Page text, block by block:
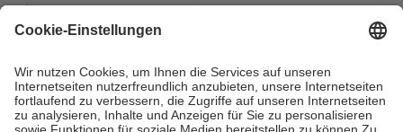
mit.
Grundsätzlich leisten Mitglieder Zuzahlungen in Höhe von zehn
höchstens zehn Euro.
Es sind jedoch nie mehr als die tatsächlichen
Kosten der Leistung zu entrichten.
Diese Regeln gelten grundsätzlich auch für Online-Apotheken.
Bei Heilmitteln und häuslicher Krankenpflege beträgt die